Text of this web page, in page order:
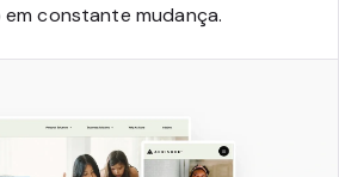
constante mudança.